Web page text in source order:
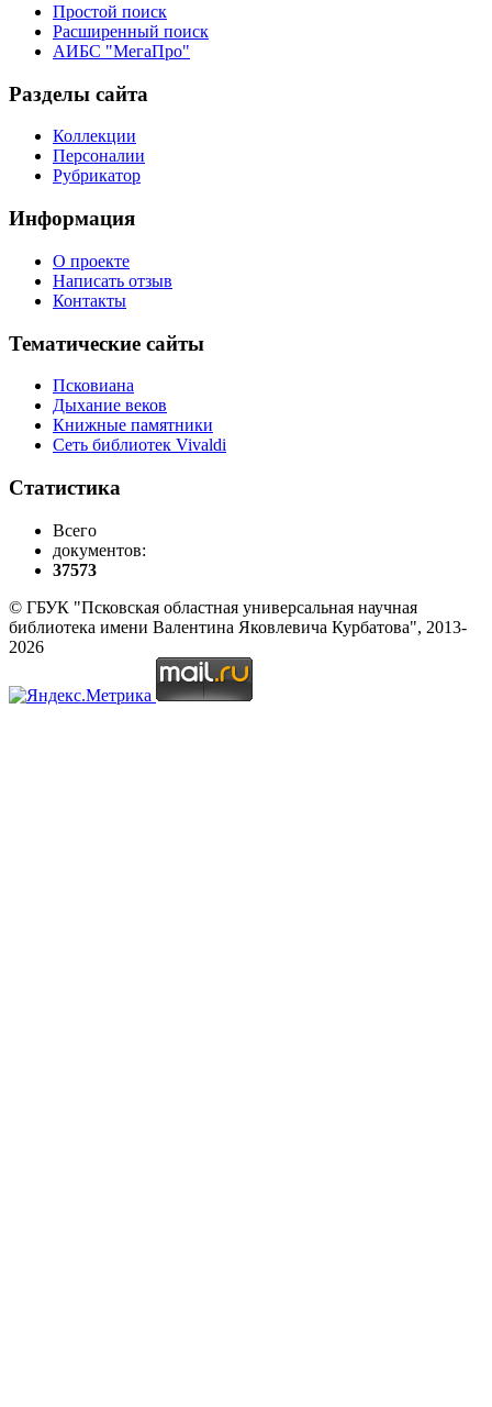
Простой поиск
Расширенный поиск
АИБС "МегаПро"
Разделы сайта
Коллекции
Персоналии
Рубрикатор
Информация
О проекте
Написать отзыв
Контакты
Тематические сайты
Псковиана
Дыхание веков
Книжные памятники
Сеть библиотек Vivaldi
Статистика
Всего
документов:
37573
© ГБУК "Псковская областная универсальная научная
библиотека имени Валентина Яковлевича Курбатова", 2013-
2026